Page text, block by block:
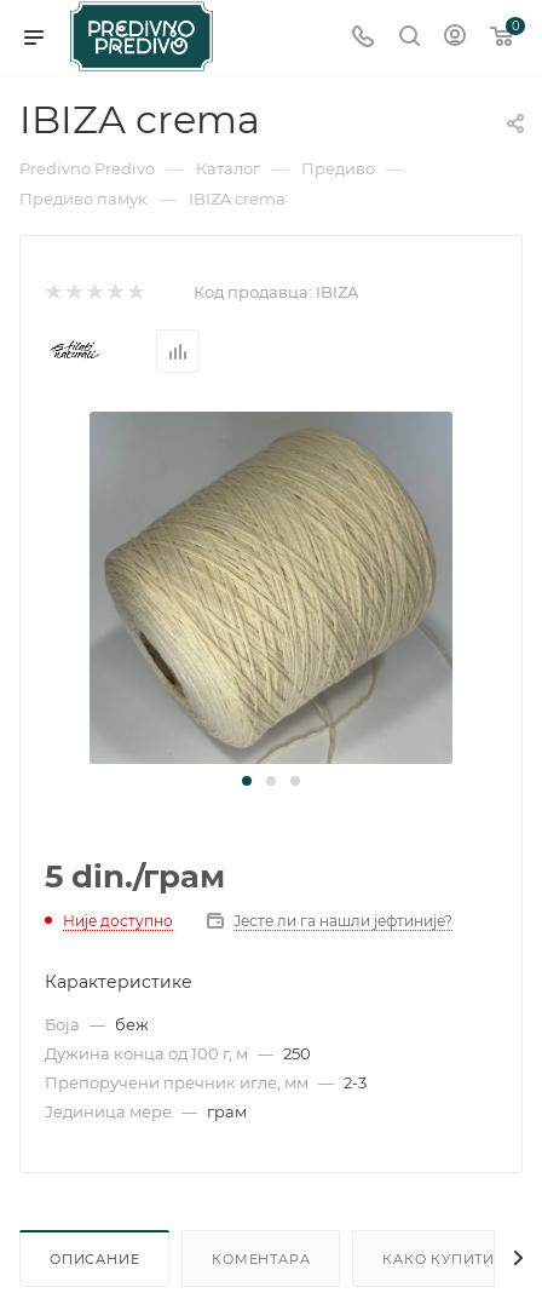
0
IBIZA crema
Predivno Predivo — Каталог — Предиво —
Предиво памук — IBIZA crema
Код продавца: IBIZA
5 din./грам
Није доступно Јесте ли га нашли јефтиније?
Карактеристике
Боја — беж
Дужина конца од 100 г, м — 250
Препоручени пречник игле, мм — 2-3
Јединица мере — грам
ОПИСАНИЕ КОМЕНТАРА КАКО КУПИТИ